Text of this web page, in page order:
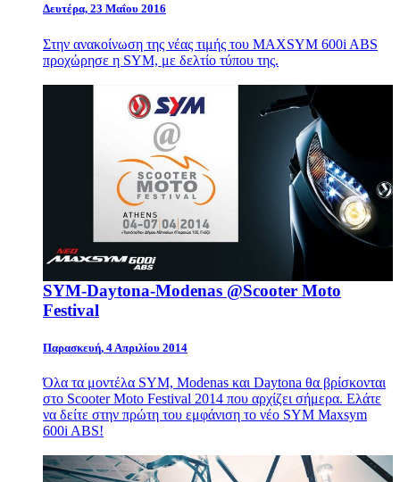
Δευτέρα, 23 Μαΐου 2016
Στην ανακοίνωση της νέας τιμής του MAXSYM 600i ABS
προχώρησε η SYM, με δελτίο τύπου της.
SYM-Daytona-Modenas @Scooter Moto
Festival
Παρασκευή, 4 Απριλίου 2014
Όλα τα μοντέλα SYM, Modenas και Daytona θα βρίσκονται
στο Scooter Moto Festival 2014 που αρχίζει σήμερα. Ελάτε
να δείτε στην πρώτη του εμφάνιση το νέο SYM Maxsym
600i ABS!